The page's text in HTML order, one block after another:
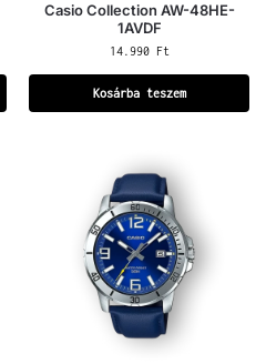
Casio Collection AW-48HE-
1AVDF
14.990 Ft
Kosárba teszem